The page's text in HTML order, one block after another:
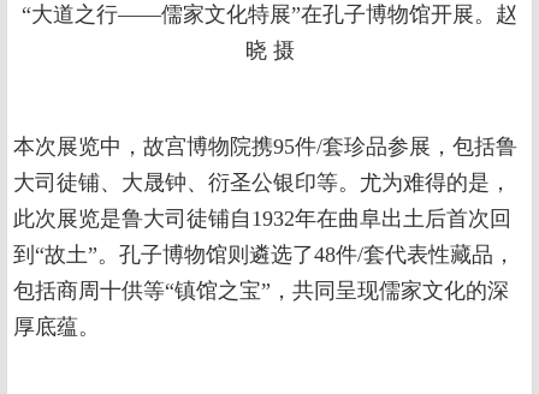
“大道之行——儒家文化特展”在孔子博物馆开展。赵
晓 摄
本次展览中，故宫博物院携95件/套珍品参展，包括鲁
大司徒铺、大晟钟、衍圣公银印等。尤为难得的是，
此次展览是鲁大司徒铺自1932年在曲阜出土后首次回
到“故土”。孔子博物馆则遴选了48件/套代表性藏品，
包括商周十供等“镇馆之宝”，共同呈现儒家文化的深
厚底蕴。